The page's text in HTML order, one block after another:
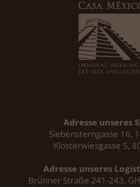
Adresse unseres
Siebensterngasse 16,
Klosterwiesgasse 5,
Adresse unseres
Brünner Straße 241-243,